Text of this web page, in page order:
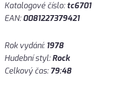
Katalogové číslo:tc6701
EAN:0081227379421
Rok vydání: 1978
Hudební styl:Rock
Celkový čas: 79:48